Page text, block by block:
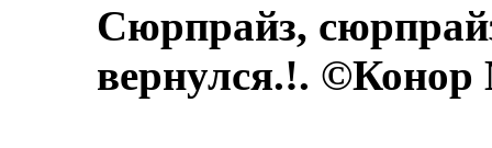
Сюрпрайз,
вернулся.!.